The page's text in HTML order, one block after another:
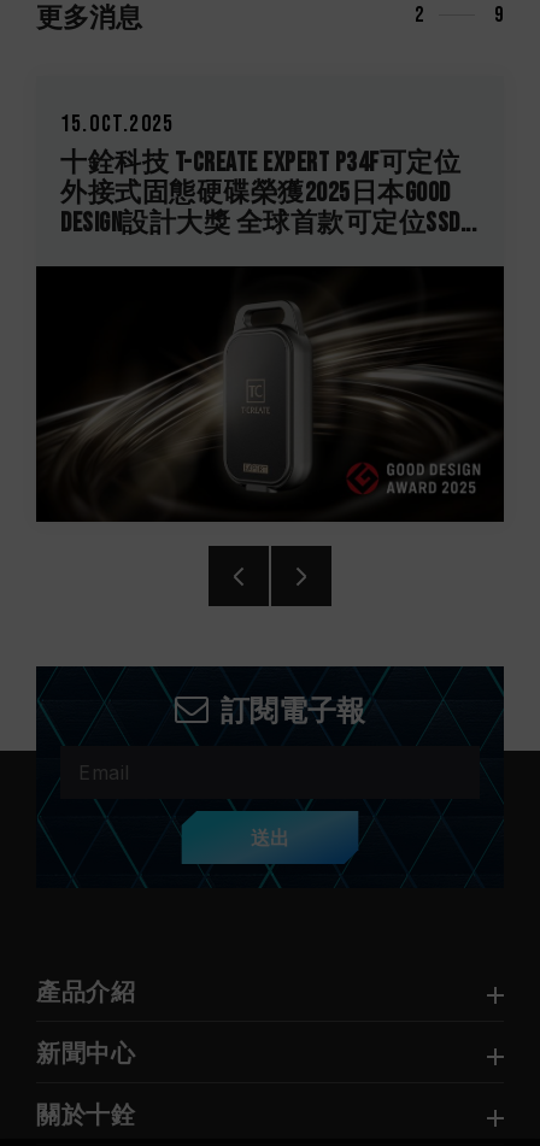
更多消息 3 9
T-CREATE EXPERT P34F可定位
態硬碟榮獲2025日本Good
計大獎 全球首款可定位SSD...
銓力力挺
持台灣電
X ROG玩
訂閱電子報
送出
產品介紹
新聞中心
關於十銓